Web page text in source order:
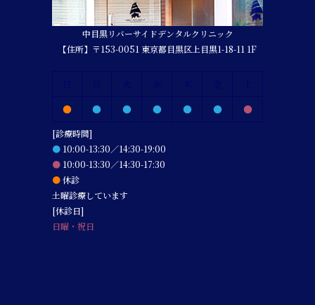
中目黒リバーサイドデンタルクリニック
【住所】〒153-0051 東京都目黒区上目黒1-18-11 1F
●
● ● ● ● ● ●
[診療時間]
● 10:00-13:30／14:30-19:00
● 10:00-13:30／14:30-17:30
●休診
土曜診療しています
[休診日]
日曜・祝日